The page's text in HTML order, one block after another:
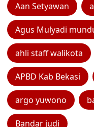
Aan Setyawan
Agus Mulyadi
ahli staff walikota
APBD Kab Bekasi
argo yuwono
Bandar judi